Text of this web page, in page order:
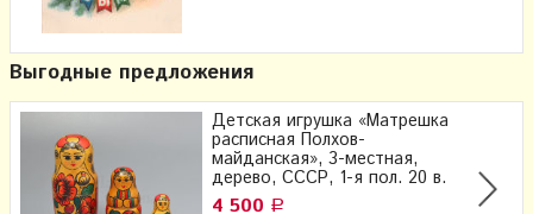
Выгодные предложения
Детская игрушка «Матрешка
расписная Полхов-
майданская», 3-местная,
дерево, СССР, 1-я пол. 20 в.
4 500 Р